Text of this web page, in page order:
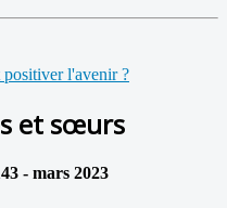
l'avenir ?
et sœurs
- mars 2023